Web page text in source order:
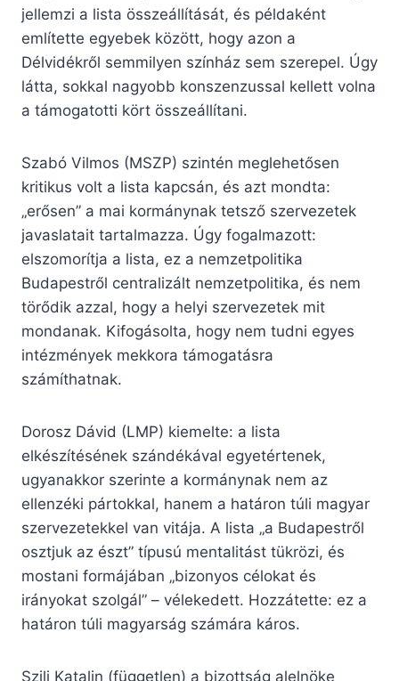
jellemzi a lista összeállítását, és példaként
említette egyebek között, hogy azon a
Délvidékről semmilyen színház sem szerepel. Úgy
látta, sokkal nagyobb konszenzussal kellett volna
a támogatotti kört összeállítani.
Szabó Vilmos (MSZP) szintén meglehetősen
kritikus volt a lista kapcsán, és azt mondta:
„erősen” a mai kormánynak tetsző szervezetek
javaslatait tartalmazza. Úgy fogalmazott:
elszomorítja a lista, ez a nemzetpolitika
Budapestről centralizált nemzetpolitika, és nem
törődik azzal, hogy a helyi szervezetek mit
mondanak. Kifogásolta, hogy nem tudni egyes
intézmények mekkora támogatásra
számíthatnak.
Dorosz Dávid (LMP) kiemelte: a lista
elkészítésének szándékával egyetértenek,
ugyanakkor szerinte a kormánynak nem az
ellenzéki pártokkal, hanem a határon túli magyar
szervezetekkel van vitája. A lista „a Budapestről
osztjuk az észt” típusú mentalitást tükrözi, és
mostani formájában „bizonyos célokat és
irányokat szolgál” – vélekedett. Hozzátette: ez a
határon túli magyarság számára káros.
Szili Katalin (független) a bizottság alelnöke